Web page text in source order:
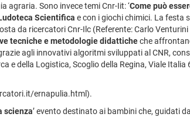
agraria. Sono invece temi Cnr-Iit: ‘Come può
Scientifica e con i giochi chimici. La festa
da ricercatori Cnr-Ilc (Referente: Carlo
tecniche e metodologie didatticheche
agli innovativi algoritmi sviluppati al CNR,
e della Logistica, Scoglio della Regina, Viale
ernapulia.html).
scienza’ evento destinato ai bambini che, guidati